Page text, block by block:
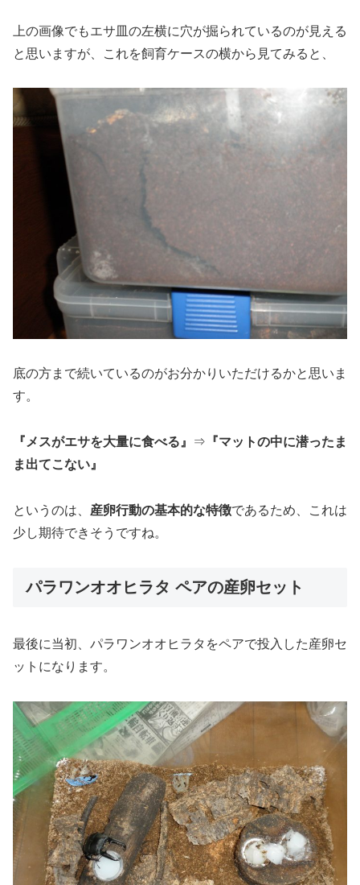
上の画像でもエサ皿の左横に穴が掘られているのが見える
と思いますが、これを飼育ケースの横から見てみると、
底の方まで続いているのがお分かりいただけるかと思いま
す。
『メスがエサを大量に食べる』 ⇒ 『マットの中に潜ったま
ま出てこない』
というのは、 産卵行動の基本的な特徴であるため、これは
少し期待できそうですね。
パラワンオオヒラタ ペアの産卵セット
最後に当初、パラワンオオヒラタをペアで投入した産卵セ
ットになります。